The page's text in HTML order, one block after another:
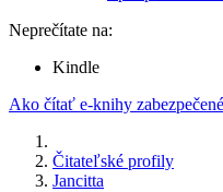
Neprečítate na:
Kindle
Ako čítať e-knihy
Čitateľské profily
Jancitta